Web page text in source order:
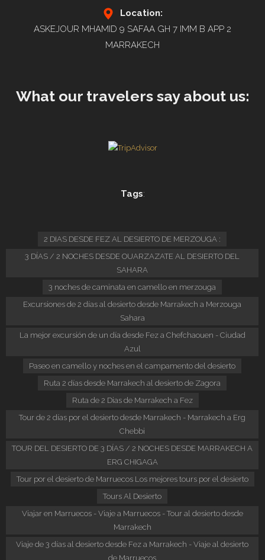
Location:
ASKEJOUR MHAMID 9 SAFAA GH 7 IMM B APP 2
MARRAKECH
What our travelers say about us:
Tags:
2 DIAS DESDE FEZ AL DESIERTO DE MERZOUGA :
3 DÍAS / 2 NOCHES DESDE OUARZAZATE AL DESIERTO DEL
SAHARA
3 noches de caminata en camello en merzouga
Excursiones de 2 días al desierto desde Marrakech a Merzouga
Sahara
La mejor excursión de un día desde Fez a Chefchaouen - Ciudad
Azul
Paseo en camello y noches en el campamento del desierto
Ruta 2 días desde Marrakech al desierto de Zagora
Ruta de 2 Dias de Marrakech a Fez
Tour de 2 días por el desierto desde Marrakech - Marrakech a Erg
Chebbi
TOUR DEL DESIERTO DE 3 DÍAS / 2 NOCHES DESDE MARRAKECH A
ERG CHIGAGA
Tour por el desierto de Marruecos Los mejores tours por el desierto
Tours Al Desierto
Viajar en Marruecos - Viaje a Marruecos - Tour al desierto desde
Marrakech
Viaje de 3 días al desierto desde Fez a Marrakech - Viaje al desierto
de Marruecos